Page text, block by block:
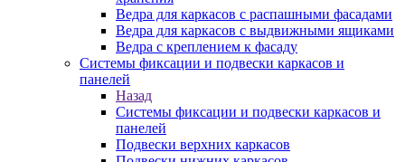
Ведра для каркасов с распашными фасадами
Ведра для каркасов с выдвижными ящиками
Ведра с креплением к фасаду
Системы фиксации и подвески каркасов и
панелей
Назад
Системы фиксации и подвески каркасов и
панелей
Подвески верхних каркасов